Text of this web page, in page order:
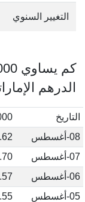
التغيير السنوي
الدرهم
التاريخ
50000 جنيه
08-أغسطس
07-أغسطس
06-أغسطس
05-أغسطس